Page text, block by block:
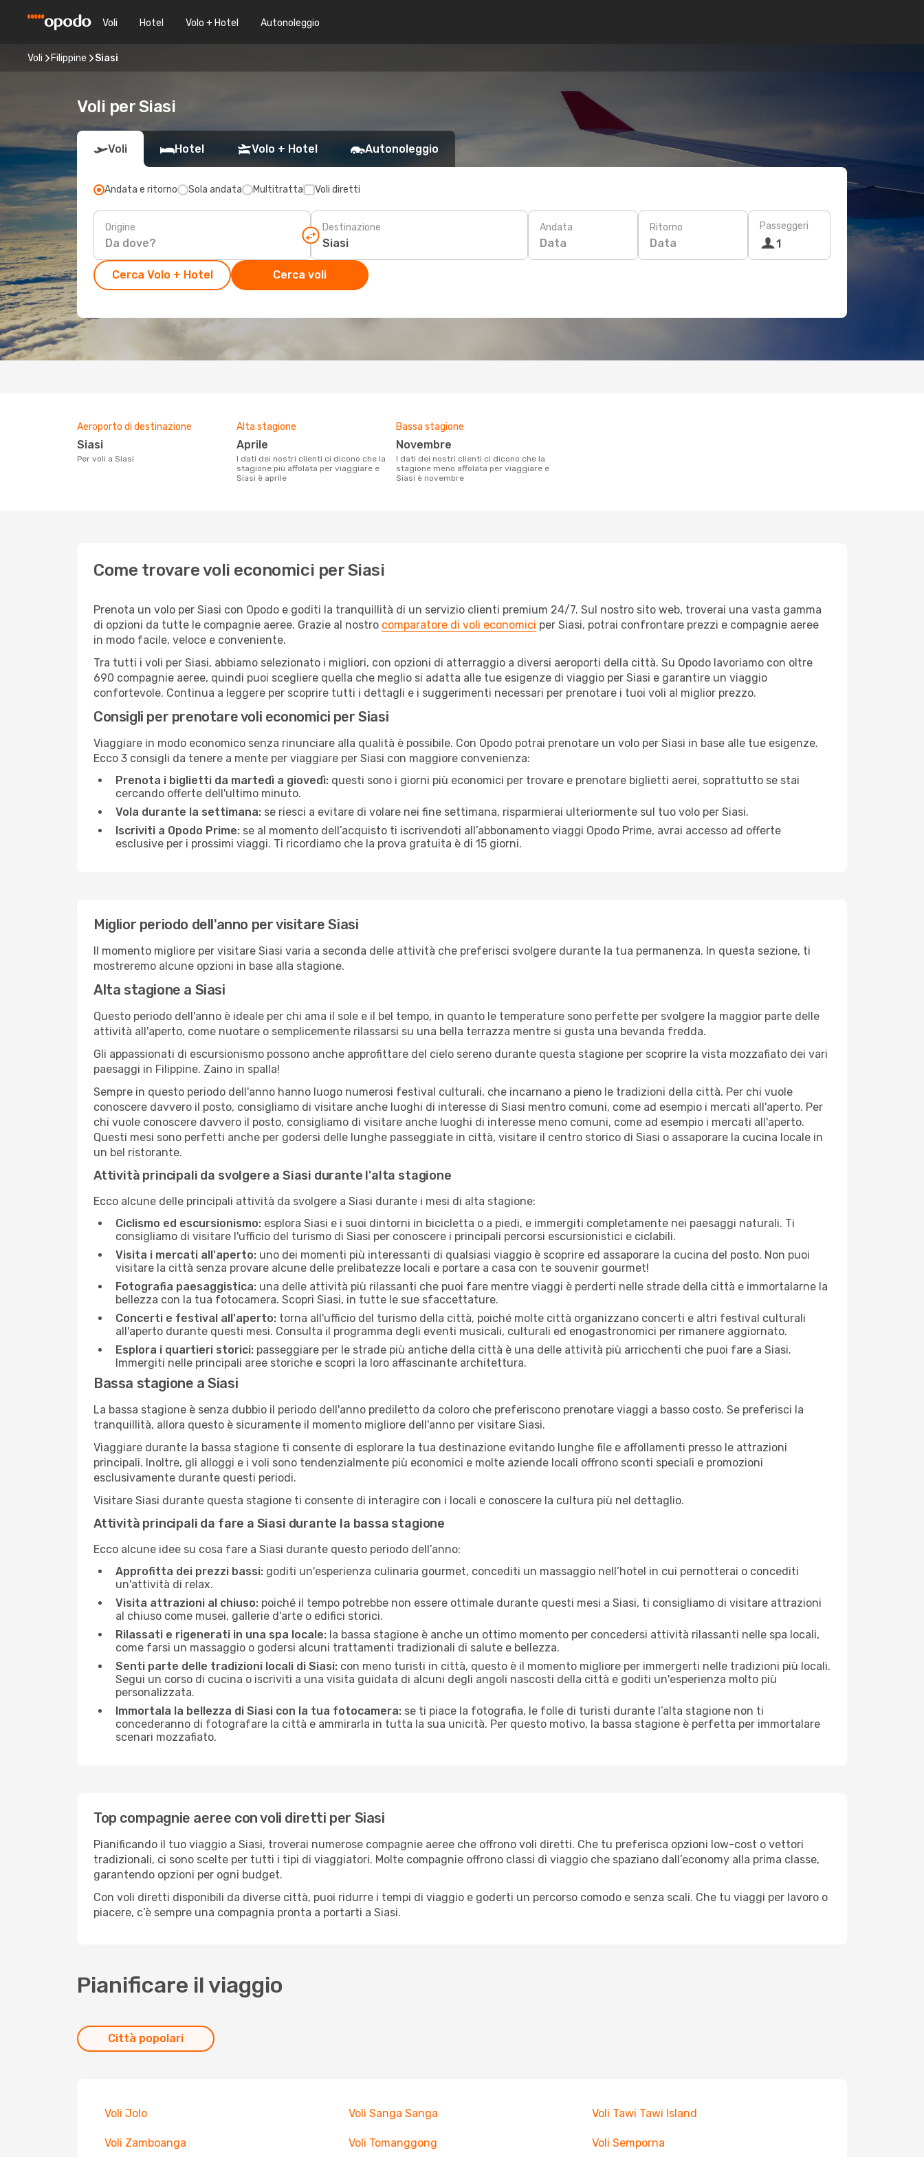
Voli Hotel Volo + Hotel Autonoleggio
Voli Filippine Siasi
Voli per Siasi
Voli Hotel Volo + Hotel Autonoleggio
Andata e ritorno Sola andata Multitratta Voli diretti
Origine Destinazione Andata
Data
Ritorno
Data
Passeggeri
1
Cerca Volo + Hotel Cerca voli
Aeroporto di destinazione
Siasi
Per voli a Siasi
Alta stagione
aprile
I dati dei nostri clienti ci dicono che la
stagione più affolata per viaggiare e
Siasi è aprile
Bassa stagione
novembre
I dati dei nostri clienti ci dicono che la
stagione meno affolata per viaggiare e
Siasi è novembre
Come trovare voli economici per Siasi
Prenota un volo per Siasi con Opodo e goditi la tranquillità di un servizio clienti premium 24/7. Sul nostro sito web, troverai una vasta gamma
di opzioni da tutte le compagnie aeree. Grazie al nostro comparatore di voli economici per Siasi, potrai confrontare prezzi e compagnie aeree
in modo facile, veloce e conveniente.
Tra tutti i voli per Siasi, abbiamo selezionato i migliori, con opzioni di atterraggio a diversi aeroporti della città. Su Opodo lavoriamo con oltre
690 compagnie aeree, quindi puoi scegliere quella che meglio si adatta alle tue esigenze di viaggio per Siasi e garantire un viaggio
confortevole. Continua a leggere per scoprire tutti i dettagli e i suggerimenti necessari per prenotare i tuoi voli al miglior prezzo.
Consigli per prenotare voli economici per Siasi
Viaggiare in modo economico senza rinunciare alla qualità è possibile. Con Opodo potrai prenotare un volo per Siasi in base alle tue esigenze.
Ecco 3 consigli da tenere a mente per viaggiare per Siasi con maggiore convenienza:
Prenota i biglietti da martedì a giovedì: questi sono i giorni più economici per trovare e prenotare biglietti aerei, soprattutto se stai
cercando offerte dell'ultimo minuto.
Vola durante la settimana: se riesci a evitare di volare nei fine settimana, risparmierai ulteriormente sul tuo volo per Siasi.
Iscriviti a Opodo Prime: se al momento dell’acquisto ti iscrivendoti all’abbonamento viaggi Opodo Prime, avrai accesso ad offerte
esclusive per i prossimi viaggi. Ti ricordiamo che la prova gratuita è di 15 giorni.
Miglior periodo dell'anno per visitare Siasi
Il momento migliore per visitare Siasi varia a seconda delle attività che preferisci svolgere durante la tua permanenza. In questa sezione, ti
mostreremo alcune opzioni in base alla stagione.
Alta stagione a Siasi
Questo periodo dell'anno è ideale per chi ama il sole e il bel tempo, in quanto le temperature sono perfette per svolgere la maggior parte delle
attività all'aperto, come nuotare o semplicemente rilassarsi su una bella terrazza mentre si gusta una bevanda fredda.
Gli appassionati di escursionismo possono anche approfittare del cielo sereno durante questa stagione per scoprire la vista mozzafiato dei vari
paesaggi in Filippine. Zaino in spalla!
Sempre in questo periodo dell'anno hanno luogo numerosi festival culturali, che incarnano a pieno le tradizioni della città. Per chi vuole
conoscere davvero il posto, consigliamo di visitare anche luoghi di interesse di Siasi mentro comuni, come ad esempio i mercati all'aperto. Per
chi vuole conoscere davvero il posto, consigliamo di visitare anche luoghi di interesse meno comuni, come ad esempio i mercati all'aperto.
Questi mesi sono perfetti anche per godersi delle lunghe passeggiate in città, visitare il centro storico di Siasi o assaporare la cucina locale in
un bel ristorante.
Attività principali da svolgere a Siasi durante l'alta stagione
Ecco alcune delle principali attività da svolgere a Siasi durante i mesi di alta stagione:
Ciclismo ed escursionismo: esplora Siasi e i suoi dintorni in bicicletta o a piedi, e immergiti completamente nei paesaggi naturali. Ti
consigliamo di visitare l'ufficio del turismo di Siasi per conoscere i principali percorsi escursionistici e ciclabili.
Visita i mercati all'aperto: uno dei momenti più interessanti di qualsiasi viaggio è scoprire ed assaporare la cucina del posto. Non puoi
visitare la città senza provare alcune delle prelibatezze locali e portare a casa con te souvenir gourmet!
Fotografia paesaggistica: una delle attività più rilassanti che puoi fare mentre viaggi è perderti nelle strade della città e immortalarne la
bellezza con la tua fotocamera. Scopri Siasi, in tutte le sue sfaccettature.
Concerti e festival all'aperto: torna all'ufficio del turismo della città, poiché molte città organizzano concerti e altri festival culturali
all'aperto durante questi mesi. Consulta il programma degli eventi musicali, culturali ed enogastronomici per rimanere aggiornato.
Esplora i quartieri storici: passeggiare per le strade più antiche della città è una delle attività più arricchenti che puoi fare a Siasi.
Immergiti nelle principali aree storiche e scopri la loro affascinante architettura.
Bassa stagione a Siasi
La bassa stagione è senza dubbio il periodo dell'anno prediletto da coloro che preferiscono prenotare viaggi a basso costo. Se preferisci la
tranquillità, allora questo è sicuramente il momento migliore dell'anno per visitare Siasi.
Viaggiare durante la bassa stagione ti consente di esplorare la tua destinazione evitando lunghe file e affollamenti presso le attrazioni
principali. Inoltre, gli alloggi e i voli sono tendenzialmente più economici e molte aziende locali offrono sconti speciali e promozioni
esclusivamente durante questi periodi.
Visitare Siasi durante questa stagione ti consente di interagire con i locali e conoscere la cultura più nel dettaglio.
Attività principali da fare a Siasi durante la bassa stagione
Ecco alcune idee su cosa fare a Siasi durante questo periodo dell’anno:
Approfitta dei prezzi bassi: goditi un'esperienza culinaria gourmet, concediti un massaggio nell’hotel in cui pernotterai o concediti
un'attività di relax.
Visita attrazioni al chiuso: poiché il tempo potrebbe non essere ottimale durante questi mesi a Siasi, ti consigliamo di visitare attrazioni
al chiuso come musei, gallerie d'arte o edifici storici.
Rilassati e rigenerati in una spa locale: la bassa stagione è anche un ottimo momento per concedersi attività rilassanti nelle spa locali,
come farsi un massaggio o godersi alcuni trattamenti tradizionali di salute e bellezza.
Senti parte delle tradizioni locali di Siasi: con meno turisti in città, questo è il momento migliore per immergerti nelle tradizioni più locali.
Segui un corso di cucina o iscriviti a una visita guidata di alcuni degli angoli nascosti della città e goditi un'esperienza molto più
personalizzata.
Immortala la bellezza di Siasi con la tua fotocamera: se ti piace la fotografia, le folle di turisti durante l’alta stagione non ti
concederanno di fotografare la città e ammirarla in tutta la sua unicità. Per questo motivo, la bassa stagione è perfetta per immortalare
scenari mozzafiato.
Top compagnie aeree con voli diretti per Siasi
Pianificando il tuo viaggio a Siasi, troverai numerose compagnie aeree che offrono voli diretti. Che tu preferisca opzioni low-cost o vettori
tradizionali, ci sono scelte per tutti i tipi di viaggiatori. Molte compagnie offrono classi di viaggio che spaziano dall’economy alla prima classe,
garantendo opzioni per ogni budget.
Con voli diretti disponibili da diverse città, puoi ridurre i tempi di viaggio e goderti un percorso comodo e senza scali. Che tu viaggi per lavoro o
piacere, c’è sempre una compagnia pronta a portarti a Siasi.
Pianificare il viaggio
Città popolari
Voli Jolo Voli Sanga Sanga Voli Tawi Tawi Island
Voli Zamboanga Voli Tomanggong Voli Semporna